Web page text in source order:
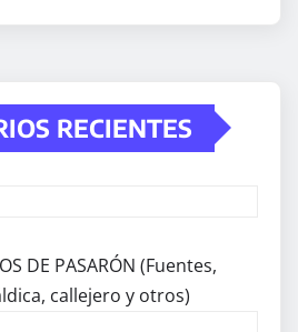
RECIENTES
DE PASARÓN (Fuentes,
callejero y otros)